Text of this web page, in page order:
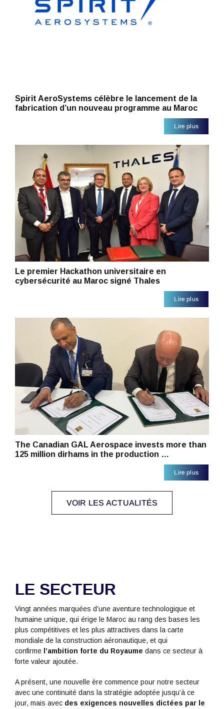
Spirit AeroSystems célèbre le lancement de la
fabrication d’un nouveau programme au Maroc
Lire plus
Le premier Hackathon universitaire en
cybersécurité au Maroc signé Thales
Lire plus
The Canadian GAL Aerospace invests more than
125 million dirhams in the production …
Lire plus
VOIR LES ACTUALITÉS
LE SECTEUR
Vingt années marquées d’une aventure technologique et
humaine unique, qui érige le Maroc au rang des bases les
plus compétitives et les plus attractives dans la carte
mondiale de la construction aéronautique, et qui
confirme l’ambition forte du Royaume dans ce secteur à
forte valeur ajoutée.
A présent, une nouvelle ère commence pour notre secteur
avec une continuité dans la stratégie adoptée jusqu’à ce
jour, mais avec des exigences nouvelles dictées par le